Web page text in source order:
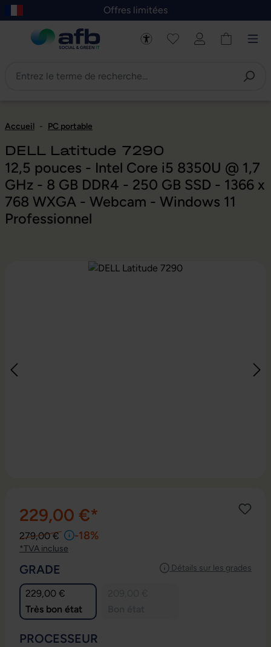
au contenu principal
Skip to B2B platform navigation
Offres limitées
Accueil - PC portable
DELL Latitude 7290
12,5 pouces - Intel Core i5 8350U @ 1,7
GHz - 8 GB DDR4 - 250 GB SSD - 1366 x
768 WXGA - Webcam - Windows 11
Professionnel
Ignorer la galerie d'images
229,00 €*
279,00 € -18%
*TVA incluse
Détails sur les grades
SÉLECTIONNEZ
GRADE
229,00 €
Très bon état
SÉLECTIONNEZ
PROCESSEUR